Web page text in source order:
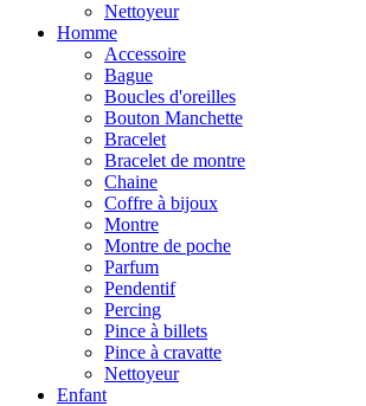
Nettoyeur
Homme
Accessoire
Bague
Boucles d'oreilles
Bouton Manchette
Bracelet
Bracelet de montre
Chaine
Coffre à bijoux
Montre
Montre de poche
Parfum
Pendentif
Percing
Pince à billets
Pince à cravatte
Nettoyeur
Enfant